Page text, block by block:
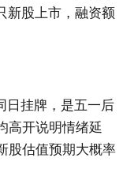
新股上市，融资额
日挂牌，是五一后
高开说明情绪延
股估值预期大概率